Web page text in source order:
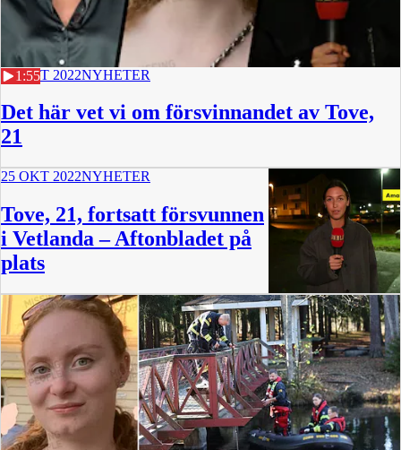
1:55
27 OKT 2022NYHETER
Det här vet vi om försvinnandet av Tove,
21
25 OKT 2022NYHETER
Tove, 21, fortsatt försvunnen
i Vetlanda – Aftonbladet på
plats
0:44